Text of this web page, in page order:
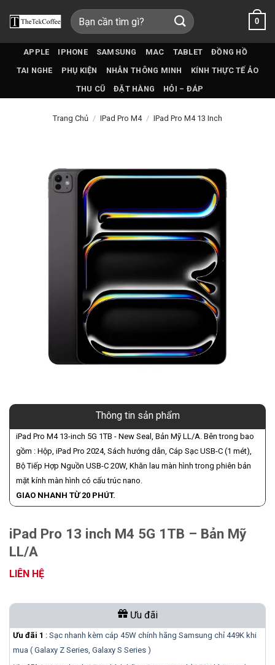
qua
Tìm
kiếm:
0
APPLE IPHONE SAMSUNG MAC TABLET
ĐỒNG HỒ
TAI NGHE
PHỤ KIỆN NHẪN THÔNG MINH
KÍNH THỰC TẾ ẢO
THU CŨ
ĐẶT HÀNG HỎI – ĐÁP
Trang Chủ / IPad Pro M4 / IPad Pro M4 13 Inch
Thông tin sản phẩm
iPad Pro M4 13-inch 5G 1TB - New Seal, Bản Mỹ LL/A. Bên trong bao
gồm : Hộp, iPad Pro 2024, Sách hướng dẫn, Cáp Sạc USB-C (1 mét),
Bộ Tiếp Hợp Nguồn USB-C 20W, Khăn lau màn hình trong phiên bản
mặt kính màn hình có cấu trúc nano.
GIAO NHANH TỪ 20 PHÚT.
iPad Pro 13 inch M4 5G 1TB – Bản Mỹ
LL/A
LIÊN HỆ
Ưu đãi
Ưu đãi 1 : Sạc nhanh kèm cáp 45W chính hãng Samsung chỉ 449K khi
mua ( Galaxy Z Series, Galaxy S Series )